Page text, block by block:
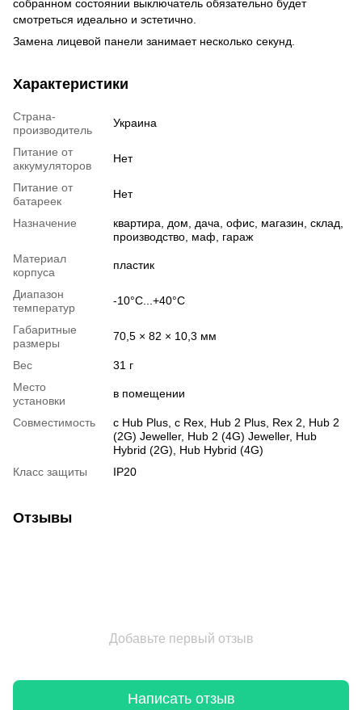
собранном состоянии выключатель обязательно будет
смотреться идеально и эстетично.
Замена лицевой панели занимает несколько секунд.
Характеристики
Страна-
производитель
Украина
Питание от
аккумуляторов
Нет
Питание от
батареек
Нет
Назначение
квартира, дом, дача, офис, магазин, склад,
производство, маф, гараж
Материал
корпуса
пластик
Диапазон
температур
-10°C...+40°C
Габаритные
размеры
70,5 × 82 × 10,3 мм
Вес
31 г
Место
установки
в помещении
Совместимость
с Hub Plus, с Rex, Hub 2 Plus, Rex 2, Hub 2
(2G) Jeweller, Hub 2 (4G) Jeweller, Hub
Hybrid (2G), Hub Hybrid (4G)
Класс защиты
IP20
Отзывы
Добавьте первый отзыв
Написать отзыв